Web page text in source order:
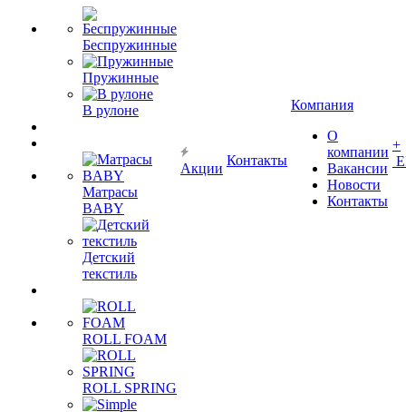
Беспружинные
Пружинные
В рулоне
Матрасы
BABY
Детский
текстиль
ROLL FOAM
ROLL SPRING
Акции
Контакты
Компания
О
компании
Вакансии
Новости
Контакты
+